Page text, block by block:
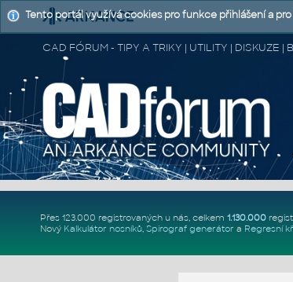
CAD FÓRUM - TIPY A TRIKY | UTILITY | DISKUZE
Přes 123.000 registrovaných u nás, celkem 1.130.000
Nový Kalkulátor nosníků, Spirograf generátor a Regresní
Tento portál využívá cookies pro funkce přihlášení a